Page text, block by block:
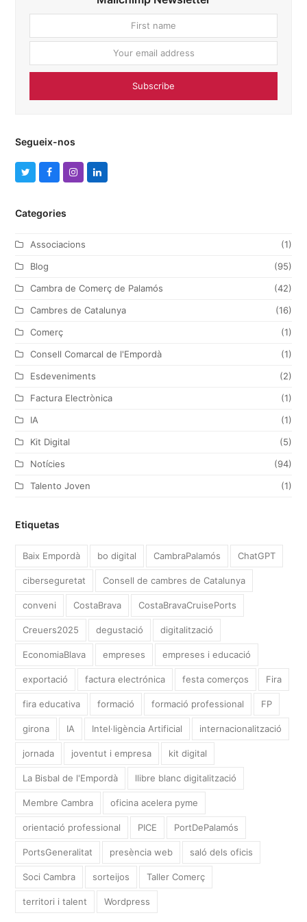
name
Subscribe
Segueix-nos
i
r
c
o
k
r
a
I
n
Categories
Associacions
(1)
Blog
(95)
Cambra de Comerç de Palamós
(42)
Cambres de Catalunya
(16)
Comerç
(1)
Consell Comarcal de l'Empordà
(1)
Esdeveniments
(2)
Factura Electrònica
(1)
IA
(1)
Kit Digital
(5)
Notícies
(94)
Talento Joven
(1)
Etiquetas
Baix Empordà bo digital CambraPalamós ChatGPT
ciberseguretat Consell de cambres de Catalunya
conveni CostaBrava CostaBravaCruisePorts
Creuers2025 degustació digitalització
EconomiaBlava empreses empreses i educació
exportació factura electrónica festa comerços Fira
fira educativa formació formació professional FP
girona IA Intel·ligència Artificial internacionalització
jornada joventut i empresa kit digital
La Bisbal de l'Empordà llibre blanc digitalització
Membre Cambra oficina acelera pyme
orientació professional PICE PortDePalamós
PortsGeneralitat presència web saló dels oficis
Soci Cambra sorteijos Taller Comerç
territori i talent Wordpress